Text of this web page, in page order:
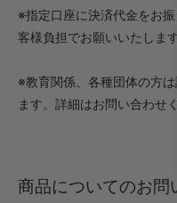
※指定口座に決済代金をお
客様負担でお願いいたします
※教育関係、各種団体の方
ます。詳細はお問い合わせ
商品についてのお問